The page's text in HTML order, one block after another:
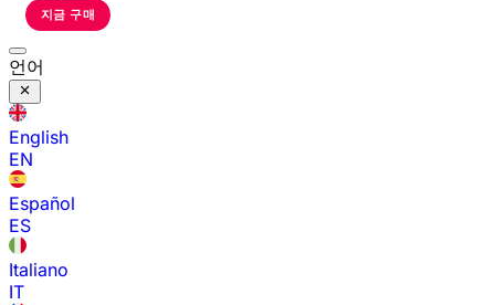
지금 구매
언어
English
EN
Español
ES
Italiano
IT